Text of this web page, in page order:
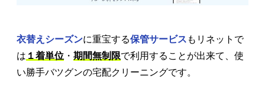
衣替えシーズンに重宝する保管サービス もリネットで
は １着単位 ・ 期間無制限で利用することが出来て、使
い勝手バツグンの宅配クリーニングです。